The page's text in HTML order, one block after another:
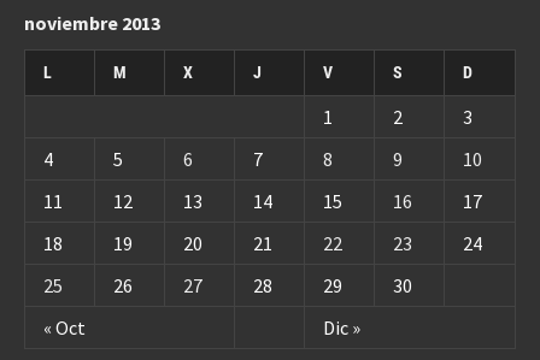
noviembre 2013
L M X J V S D
« Oct Dic »
1 2
3
4
5 6 7 8 9
10
11
12 13 14 15 16
17
18
19 20 21 22 23
24
25
26 27 28 29 30